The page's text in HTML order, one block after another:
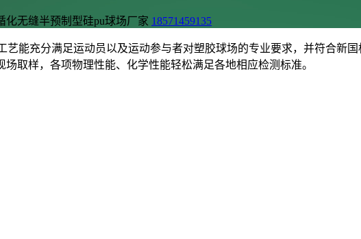
化无缝半预制型硅pu球场厂家 18571459135
艺能充分满足运动员以及运动参与者对塑胶球场的专业要求，并符合新
取样，各项物理性能、化学性能轻松满足各地相应检测标准。